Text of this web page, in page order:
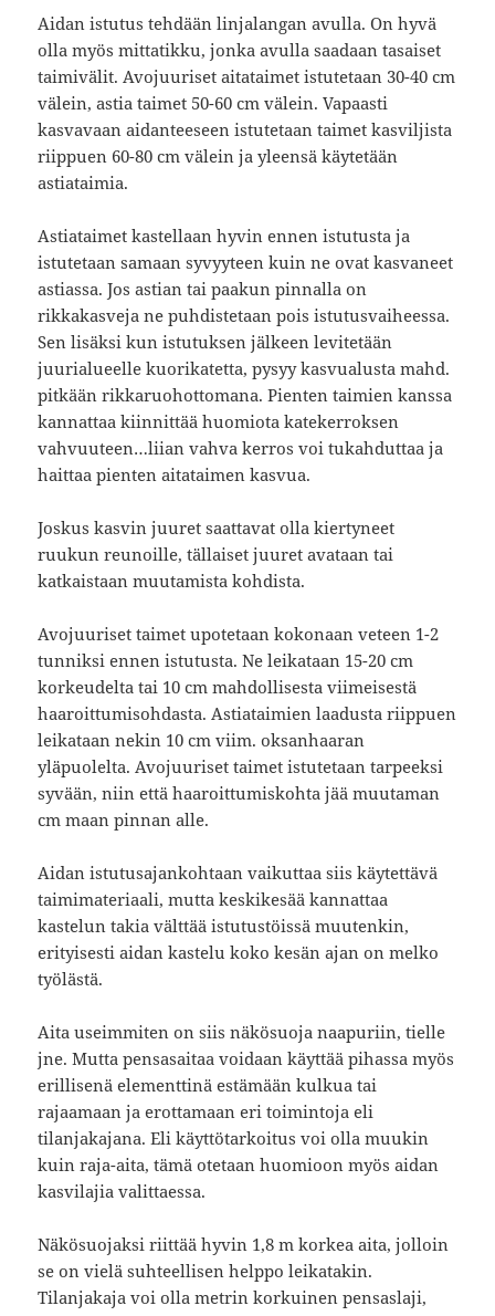
Aidan istutus tehdään linjalangan avulla. On hyvä
olla myös mittatikku, jonka avulla saadaan tasaiset
taimivälit. Avojuuriset aitataimet istutetaan 30-40 cm
välein, astia taimet 50-60 cm välein. Vapaasti
kasvavaan aidanteeseen istutetaan taimet kasviljista
riippuen 60-80 cm välein ja yleensä käytetään
astiataimia.
Astiataimet kastellaan hyvin ennen istutusta ja
istutetaan samaan syvyyteen kuin ne ovat kasvaneet
astiassa. Jos astian tai paakun pinnalla on
rikkakasveja ne puhdistetaan pois istutusvaiheessa.
Sen lisäksi kun istutuksen jälkeen levitetään
juurialueelle kuorikatetta, pysyy kasvualusta mahd.
pitkään rikkaruohottomana. Pienten taimien kanssa
kannattaa kiinnittää huomiota katekerroksen
vahvuuteen…liian vahva kerros voi tukahduttaa ja
haittaa pienten aitataimen kasvua.
Joskus kasvin juuret saattavat olla kiertyneet
ruukun reunoille, tällaiset juuret avataan tai
katkaistaan muutamista kohdista.
Avojuuriset taimet upotetaan kokonaan veteen 1-2
tunniksi ennen istutusta. Ne leikataan 15-20 cm
korkeudelta tai 10 cm mahdollisesta viimeisestä
haaroittumisohdasta. Astiataimien laadusta riippuen
leikataan nekin 10 cm viim. oksanhaaran
yläpuolelta. Avojuuriset taimet istutetaan tarpeeksi
syvään, niin että haaroittumiskohta jää muutaman
cm maan pinnan alle.
Aidan istutusajankohtaan vaikuttaa siis käytettävä
taimimateriaali, mutta keskikesää kannattaa
kastelun takia välttää istutustöissä muutenkin,
erityisesti aidan kastelu koko kesän ajan on melko
työlästä.
Aita useimmiten on siis näkösuoja naapuriin, tielle
jne. Mutta pensasaitaa voidaan käyttää pihassa myös
erillisenä elementtinä estämään kulkua tai
rajaamaan ja erottamaan eri toimintoja eli
tilanjakajana. Eli käyttötarkoitus voi olla muukin
kuin raja-aita, tämä otetaan huomioon myös aidan
kasvilajia valittaessa.
Näkösuojaksi riittää hyvin 1,8 m korkea aita, jolloin
se on vielä suhteellisen helppo leikatakin.
Tilanjakaja voi olla metrin korkuinen pensaslaji,